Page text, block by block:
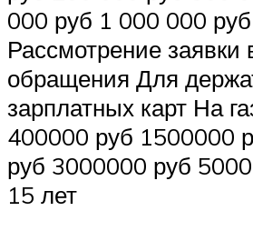
000 руб 1 000 000 руб
Рассмотрение заявки
обращения Для
зарплатных карт На
400000 руб 1500000
руб 3000000 руб
15 лет